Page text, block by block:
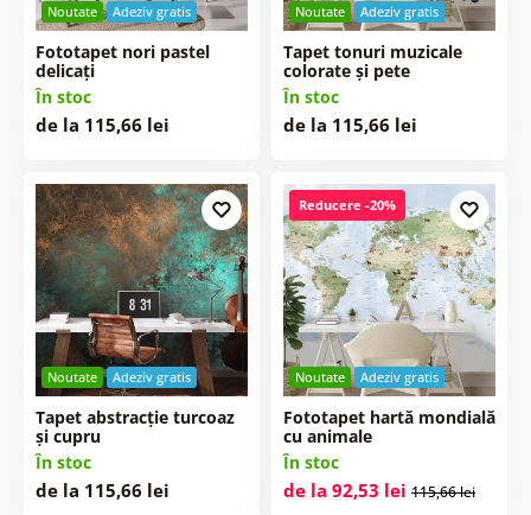
Noutate Adeziv gratis
Fototapet nori pastel
delicați
În stoc
de la 115,66 lei
Noutate Adeziv gratis
Tapet tonuri muzicale
colorate și pete
În stoc
de la 115,66 lei
Noutate Adeziv gratis
Tapet abstracție turcoaz
și cupru
În stoc
de la 115,66 lei
Noutate Adeziv gratis
Reducere -20%
Fototapet hartă mondială
cu animale
În stoc
de la 92,53 lei 115,66 lei